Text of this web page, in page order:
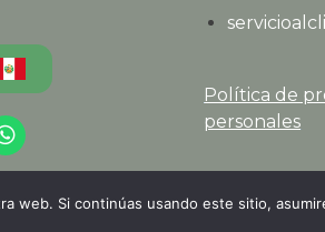
Política de
personales
los derechos reservados
web. Si continúas usando este sitio,